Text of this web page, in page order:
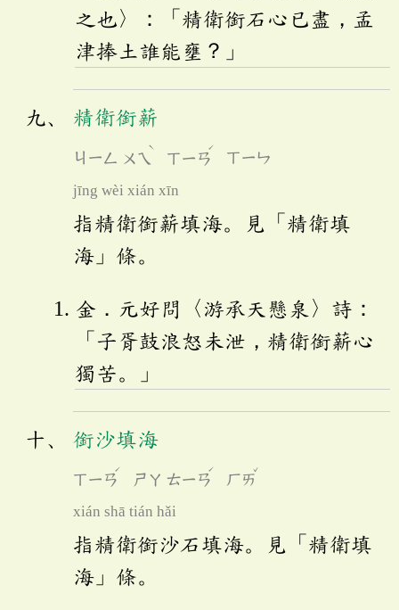
之也〉：「精衛銜石心已盡，孟
津捧土誰能壅？」
精衛銜薪
ㄐㄧㄥ ㄨㄟ
ˋ
ㄒㄧㄢ
ˊ
ㄒㄧㄣ
jīng wèi xián xīn
指精衛銜薪填海。見「精衛填
海」條。
金．元好問〈游承天懸泉〉詩：
「子胥鼓浪怒未泄，精衛銜薪心
獨苦。」
銜沙填海
ㄒㄧㄢ
ˊ
ㄕㄚ ㄊㄧㄢ
ˊ
ㄏㄞ
ˇ
xián shā tián hǎi
指精衛銜沙石填海。見「精衛填
海」條。